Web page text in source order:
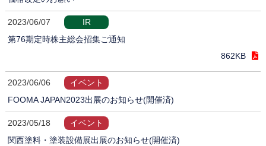
2023/06/07
IR
第76期定時株主総会招集ご通知
862KB
2023/06/06
イベント
FOOMA JAPAN2023出展のお知らせ(開催済)
2023/05/18
イベント
関西塗料・塗装設備展出展のお知らせ(開催済)